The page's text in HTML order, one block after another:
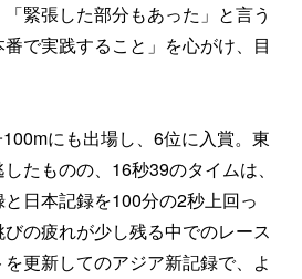
緊張した部分もあった」と言う
で実践すること」を心がけ、目
にも出場し、6位に入賞。東
たものの、16秒39のタイムは、
日本記録を100分の2秒上回っ
の疲れが少し残る中でのレース
更新してのアジア新記録で、よ